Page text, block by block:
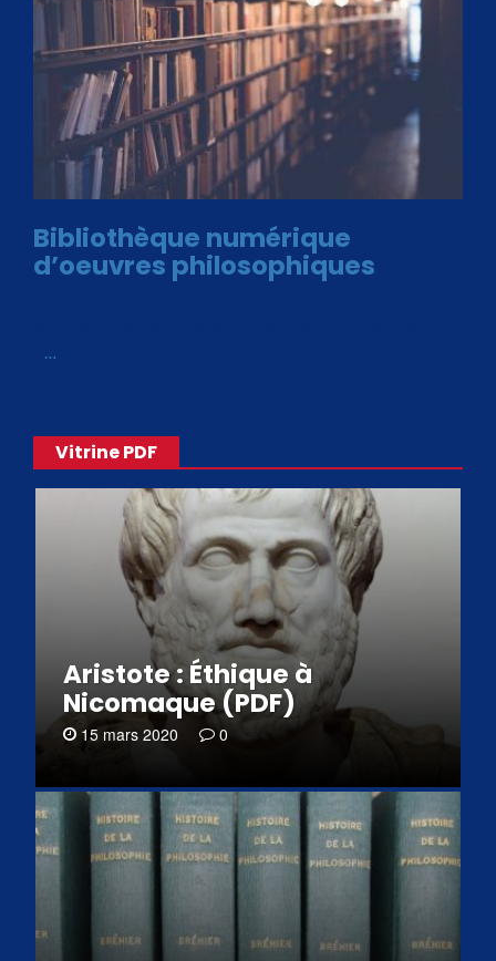
Bibliothèque numérique
d’oeuvres philosophiques
…
Vitrine PDF
Aristote : Éthique à
Nicomaque (PDF)
15 mars 2020 0